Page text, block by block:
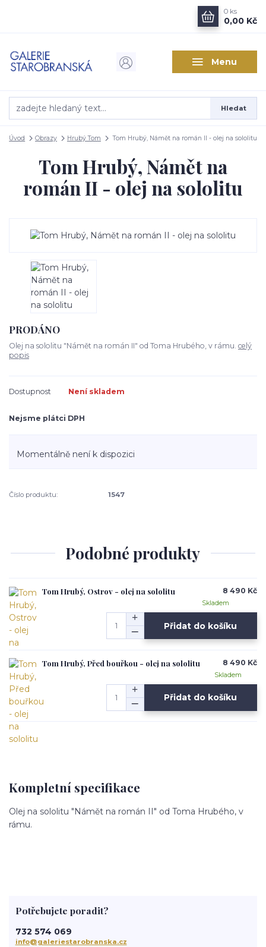
Menu
Hledat
0 ks
0,00 Kč
Úvod Obrazy Hrubý Tom Tom Hrubý, Námět na román II - olej na sololitu
Tom Hrubý, Námět na
román II - olej na sololitu
PRODÁNO
Olej na sololitu "Námět na román II" od Toma Hrubého, v rámu. celý
popis
Dostupnost Není skladem
Nejsme plátci DPH
Momentálně není k dispozici
Číslo produktu: 1547
Podobné produkty
Tom Hrubý, Ostrov - olej na sololitu 8 490 Kč
Skladem
Přidat do košíku
Tom Hrubý, Před bouřkou - olej na sololitu 8 490 Kč
Skladem
Přidat do košíku
Kompletní specifikace
Olej na sololitu "Námět na román II" od Toma Hrubého, v
rámu.
Potřebujete poradit?
732 574 069
info@galeriestarobranska.cz